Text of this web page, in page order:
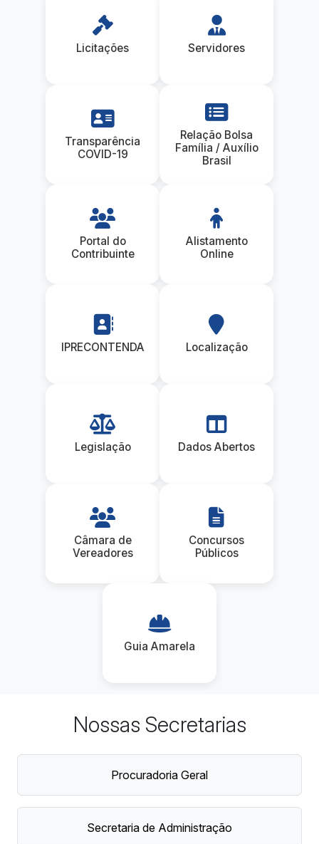
Licitações Servidores
Transparência
COVID-19
Relação Bolsa
Família / Auxílio
Brasil
Portal do
Contribuinte
Alistamento
Online
IPRECONTENDA Localização
Legislação Dados Abertos
Câmara de
Vereadores
Concursos
Públicos
Guia Amarela
Nossas Secretarias
Procuradoria Geral
Secretaria de Administração